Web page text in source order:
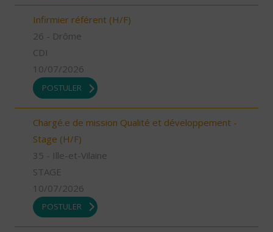
Infirmier référent (H/F)
26 - Drôme
CDI
10/07/2026
POSTULER
Chargé.e de mission Qualité et développement -
Stage (H/F)
35 - Ille-et-Vilaine
STAGE
10/07/2026
POSTULER